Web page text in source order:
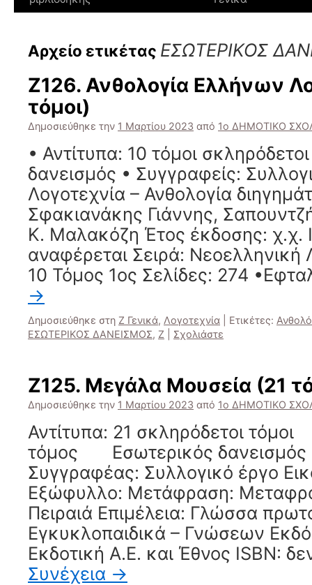
Αρχείο ετικέτας ΕΣΩΤΕΡΙΚΟΣ
Ζ126. Ανθολογία Ελλήνων
τόμοι)
Δημοσιεύθηκε την 1 Μαρτίου 2023 από 1ο ΔΗΜΟΤΙΚΟ
• Αντίτυπα: 10 τόμοι
δανεισμός • Συγγραφείς:
Λογοτεχνία – Ανθολογία
Σφακιανάκης Γιάννης,
Κ. Μαλακόζη Έτος έκδοσης: χ.χ.
αναφέρεται Σειρά: Νεοελληνική
10 Τόμος 1ος Σελίδες: 274
→
Δημοσιεύθηκε στη Ζ Γενικά, Λογοτεχνία Ετικέτες:
ΕΣΩΤΕΡΙΚΟΣ ΔΑΝΕΙΣΜΟΣ, Ζ Σχολιάστε
Ζ125. Μεγάλα Μουσεία (21
Δημοσιεύθηκε την 1 Μαρτίου 2023 από 1ο ΔΗΜΟΤΙΚΟ
Αντίτυπα: 21 σκληρόδετοι
τόμος Εσωτερικός δανεισμός
Συγγραφέας: Συλλογικό έργο
Εξώφυλλο: Μετάφραση:
Πειραιά Επιμέλεια: Γλώσσα
Εγκυκλοπαιδικά – Γνώσεων
Εκδοτική Α.Ε. και Έθνος ISBN:
Συνέχεια →